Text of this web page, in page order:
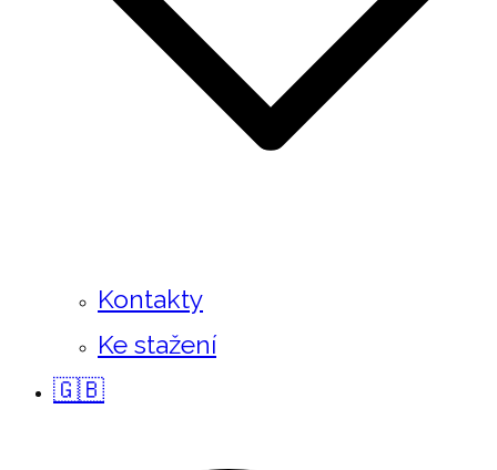
Kontakty
Ke stažení
🇬🇧